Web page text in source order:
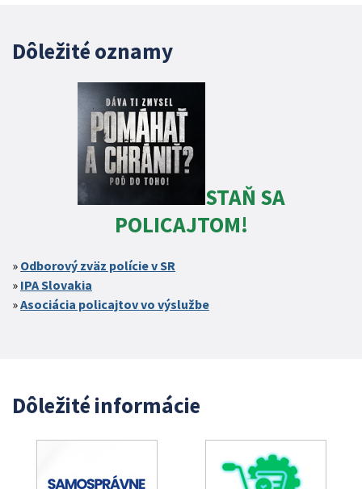
Dôležité oznamy
STAŇ SA
POLICAJTOM!
Odborový zväz polície v SR
IPA Slovakia
Asociácia policajtov vo výslužbe
Dôležité informácie